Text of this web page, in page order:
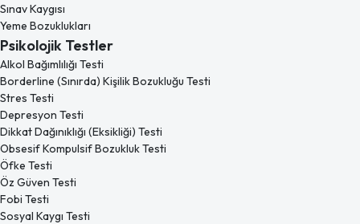
Sınav Kaygısı
Yeme Bozuklukları
Psikolojik Testler
Alkol Bağımlılığı Testi
Borderline (Sınırda) Kişilik Bozukluğu Testi
Stres Testi
Depresyon Testi
Dikkat Dağınıklığı (Eksikliği) Testi
Obsesif Kompulsif Bozukluk Testi
Öfke Testi
Öz Güven Testi
Fobi Testi
Sosyal Kaygı Testi